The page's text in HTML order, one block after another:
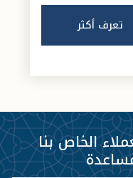
تعرف أكثر
الخاص بنا